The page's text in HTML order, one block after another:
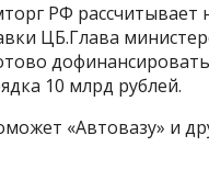
РФ рассчитывает
ЦБ.Глава
10 млрд рублей.
«Автовазу» и